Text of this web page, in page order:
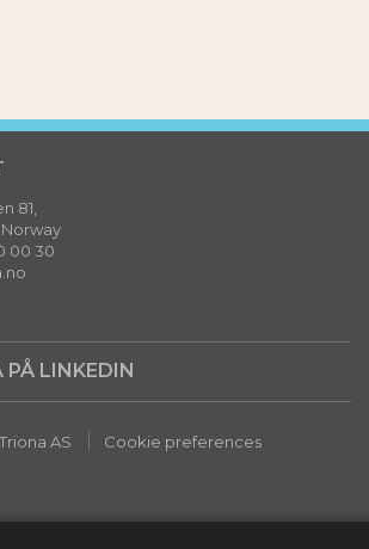
81,
Norway
00 30
PÅ LINKEDIN
AS Cookie preferences